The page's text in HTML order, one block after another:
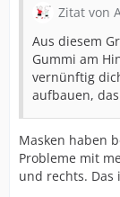
Zitat von
Aus diesem
Gummi am
vernünftig
aufbauen,
Masken haben
Probleme mit
und rechts.